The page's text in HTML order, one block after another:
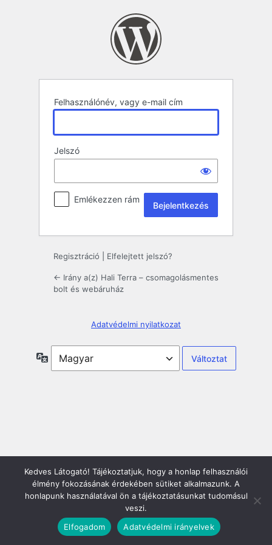
Felhasználónév, vagy e-mail cím
Jelszó
Emlékezzen rám
Regisztráció Elfelejtett jelszó?
← Irány a(z) Hali Terra – csomagolásmentes
bolt és webáruház
Adatvédelmi nyilatkozat
Nyelv
Kedves Látogató! Tájékoztatjuk, hogy a honlap felhasználói
élmény fokozásának érdekében sütiket alkalmazunk. A
honlapunk használatával ön a tájékoztatásunkat tudomásul
veszi.
Elfogadom
Adatvédelmi irányelvek